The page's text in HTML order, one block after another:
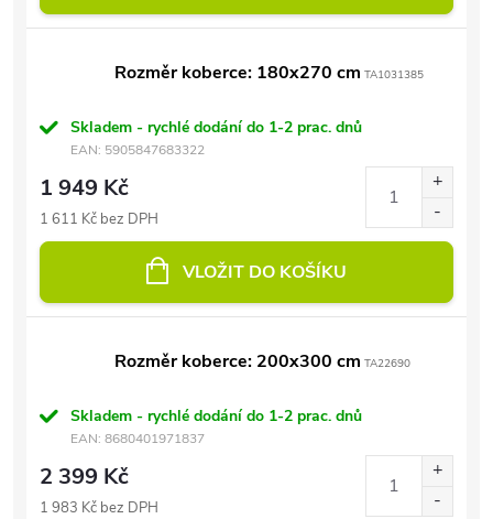
Rozměr koberce: 180x270 cm TA1031385
Skladem - rychlé dodání do 1-2 prac. dnů
EAN: 5905847683322
1 949 Kč
1 611 Kč bez DPH
VLOŽIT DO KOŠÍKU
Rozměr koberce: 200x300 cm TA22690
Skladem - rychlé dodání do 1-2 prac. dnů
EAN: 8680401971837
2 399 Kč
1 983 Kč bez DPH